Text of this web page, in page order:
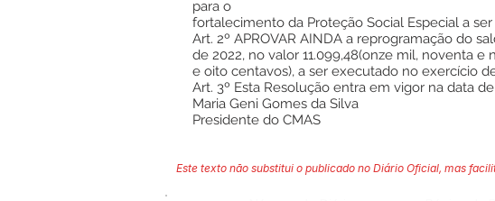
para o
fortalecimento da Proteção Social Especial a
Art. 2º APROVAR AINDA a reprogramação do
de 2022, no valor 11.099,48(onze mil, noventa e
e oito centavos), a ser executado no exercício
Art. 3º Esta Resolução entra em vigor na data
Maria Geni Gomes da Silva
Presidente do CMAS
Este texto não substitui o publicado no Diário Oficial, mas